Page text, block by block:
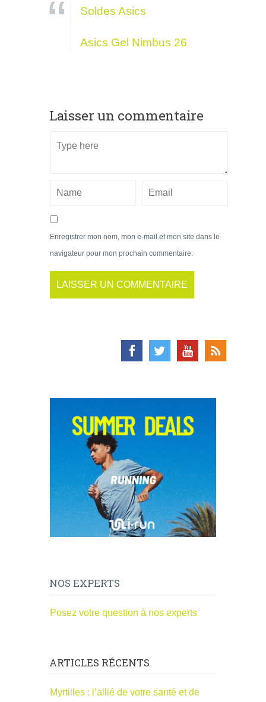
Soldes Asics
Asics Gel Nimbus 26
Laisser un commentaire
Enregistrer mon nom, mon e-mail et mon site dans le
navigateur pour mon prochain commentaire.
NOS EXPERTS
Posez votre question à nos experts
ARTICLES RÉCENTS
Myrtilles : l’allié de votre santé et de